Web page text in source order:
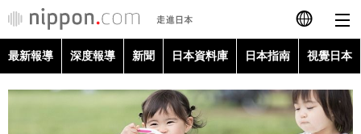
日本語
English
最新報導 深度報導 新聞 日本資料庫 日本指南 視覺日本